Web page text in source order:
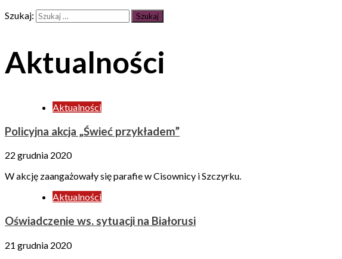
Szukaj:
Aktualności
Aktualności
Policyjna akcja „Świeć przykładem”
22 grudnia 2020
W akcję zaangażowały się parafie w Cisownicy i Szczyrku.
Aktualności
Oświadczenie ws. sytuacji na Białorusi
21 grudnia 2020